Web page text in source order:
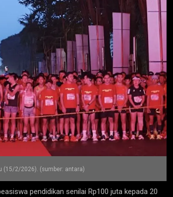
(15/2/2026). (sumber: antara)
pendidikan senilai Rp100 juta kepada 20